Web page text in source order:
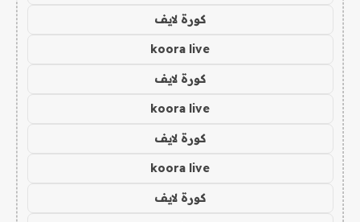
كورة لايف
koora live
كورة لايف
koora live
كورة لايف
koora live
كورة لايف